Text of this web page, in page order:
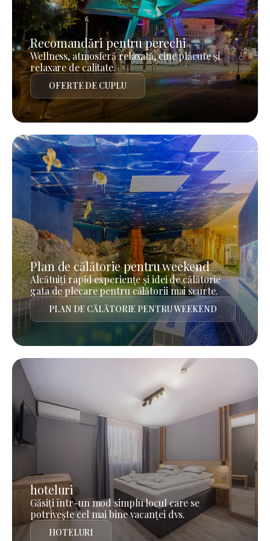
Recomandări pentru perechi
Wellness, atmosferă relaxată, cine plăcute și
relaxare de calitate.
OFERTE DE CUPLU
Plan de călătorie pentru weekend
Alcătuiți rapid experiențe și idei de călătorie
gata de plecare pentru călătorii mai scurte.
PLAN DE CĂLĂTORIE PENTRU WEEKEND
hoteluri
Găsiți într-un mod simplu locul care se
potrivește cel mai bine vacanței dvs.
HOTELURI